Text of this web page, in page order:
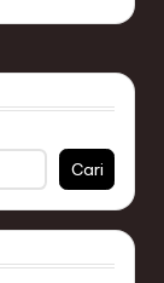
Cari